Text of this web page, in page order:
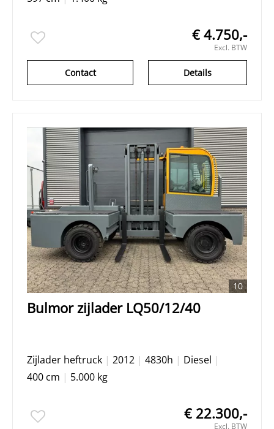
€ 4.750,-
Excl. BTW
Details
Contact
10
Bulmor zijlader LQ50/12/40
Zijlader heftruck | 2012 | 4830h | Diesel |
400 cm | 5.000 kg
€ 22.300,-
Excl. BTW